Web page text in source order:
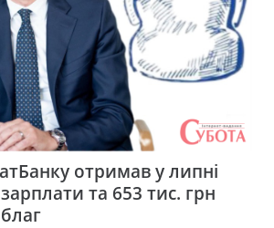
отримав у липні
та 653 тис. грн